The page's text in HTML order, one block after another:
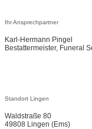
Ihr Ansprechpartner
Karl-Hermann Pingel
Bestattermeister, Funeral
Standort Lingen
Waldstraße 80
49808 Lingen (Ems)